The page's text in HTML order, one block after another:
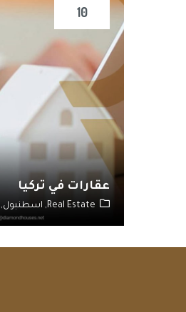
10
عقارات في تركيا
Real Estate, اسطنبول,